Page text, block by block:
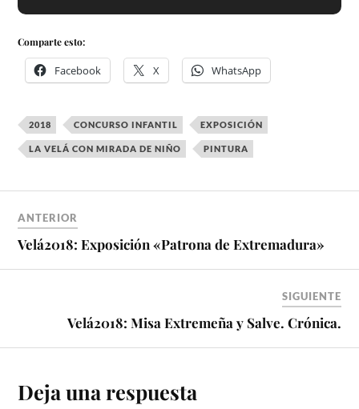
Comparte esto:
Facebook X WhatsApp
2018 CONCURSO INFANTIL EXPOSICIÓN
LA VELÁ CON MIRADA DE NIÑO PINTURA
ANTERIOR
Velá2018: Exposición «Patrona de Extremadura»
SIGUIENTE
Velá2018: Misa Extremeña y Salve. Crónica.
Deja una respuesta